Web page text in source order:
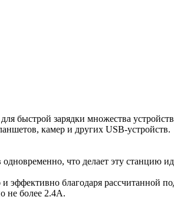
быстрой зарядки множества
камер и других USB-устройств.
что делает эту
эффективно благодаря рассчитанной
не более 2.4А.